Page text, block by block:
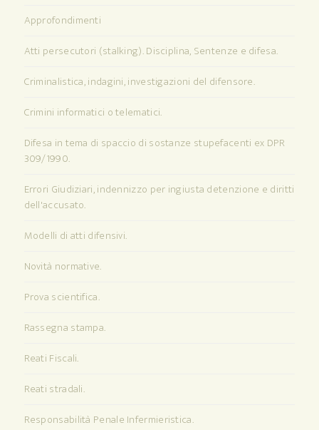
Approfondimenti
Atti persecutori (stalking). Disciplina, Sentenze e difesa.
Criminalistica, indagini, investigazioni del difensore.
Crimini informatici o telematici.
Difesa in tema di spaccio di sostanze stupefacenti ex DPR
309/1990.
Errori Giudiziari, indennizzo per ingiusta detenzione e diritti
dell'accusato.
Modelli di atti difensivi.
Novità normative.
Prova scientifica.
Rassegna stampa.
Reati Fiscali.
Reati stradali.
Responsabilità Penale Infermieristica.